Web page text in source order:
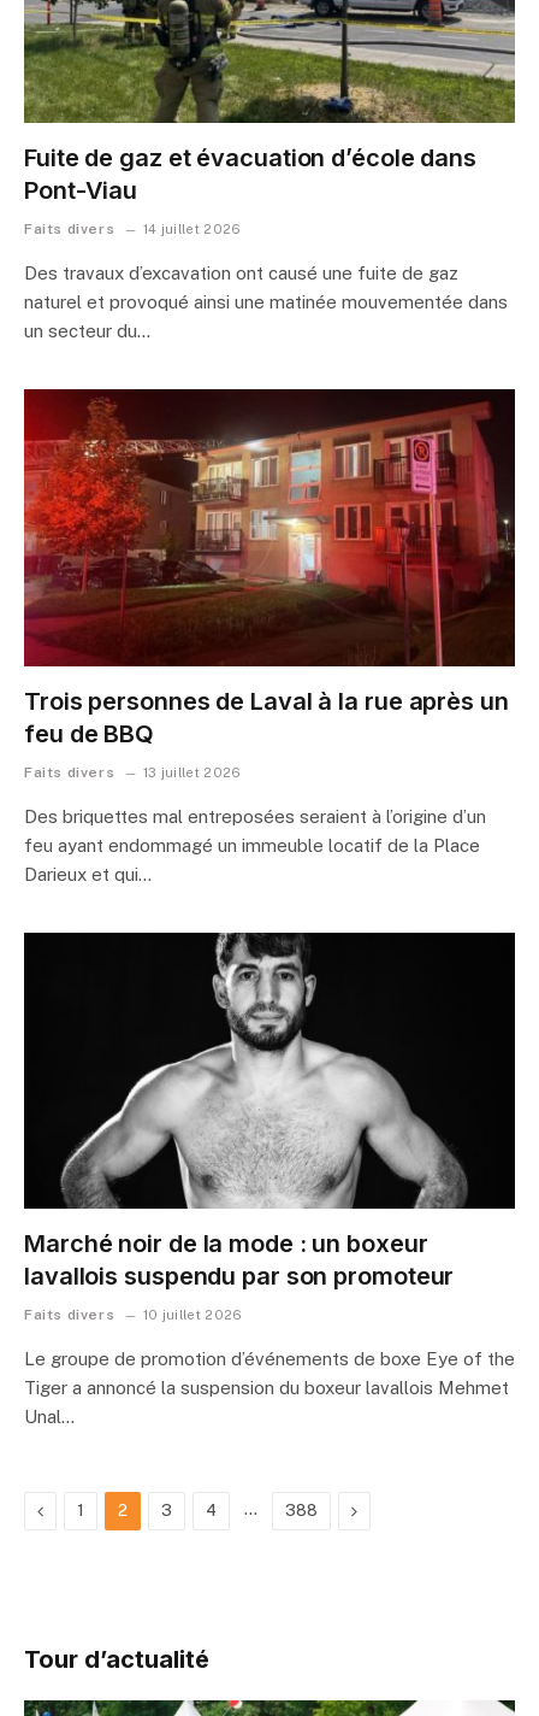
Fuite de gaz et évacuation d’école dans
Pont-Viau
Faits divers 14 juillet 2026
Des travaux d’excavation ont causé une fuite de gaz
naturel et provoqué ainsi une matinée mouvementée dans
un secteur du…
Trois personnes de Laval à la rue après un
feu de BBQ
Faits divers 13 juillet 2026
Des briquettes mal entreposées seraient à l’origine d’un
feu ayant endommagé un immeuble locatif de la Place
Darieux et qui…
Marché noir de la mode : un boxeur
lavallois suspendu par son promoteur
Faits divers 10 juillet 2026
Le groupe de promotion d’événements de boxe Eye of the
Tiger a annoncé la suspension du boxeur lavallois Mehmet
Unal…
Previous
1 2 3 4 … 388 Next
Tour d’actualité